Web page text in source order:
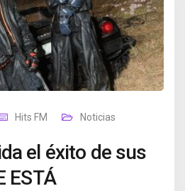
Hits FM Noticias
el éxito de sus
ESTÁ